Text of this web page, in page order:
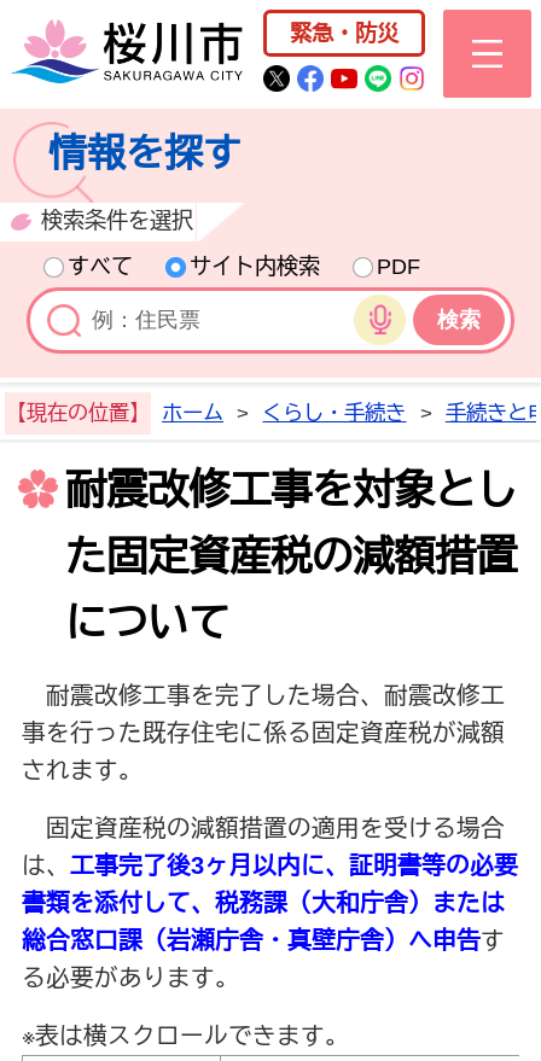
桜川市公式ホー
緊急・防災
桜川市公式Twitter
桜川市公式
桜川市公式
桜川市公式
情報を探す
検索条件を選択
すべて
サイト内検索
PDF
音声検索
【現在の位置】 ホーム > くらし・手続き > 手続きと
耐震改修工事を対象とし
た固定資産税の減額措置
について
耐震改修工事を完了した場合、耐震改修工
事を行った既存住宅に係る固定資産税が減額
されます。
固定資産税の減額措置の適用を受ける場合
は、 工事完了後3ヶ月以内に、証明書等の必要
書類を添付して、税務課（大和庁舎）または
総合窓口課（岩瀬庁舎・真壁庁舎）へ申告す
る必要があります。
※表は横スクロールできます。